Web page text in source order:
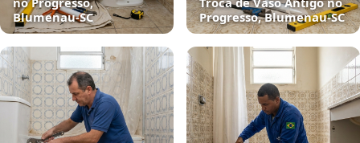
Blumenau‑SC
Progresso, Blumenau‑SC